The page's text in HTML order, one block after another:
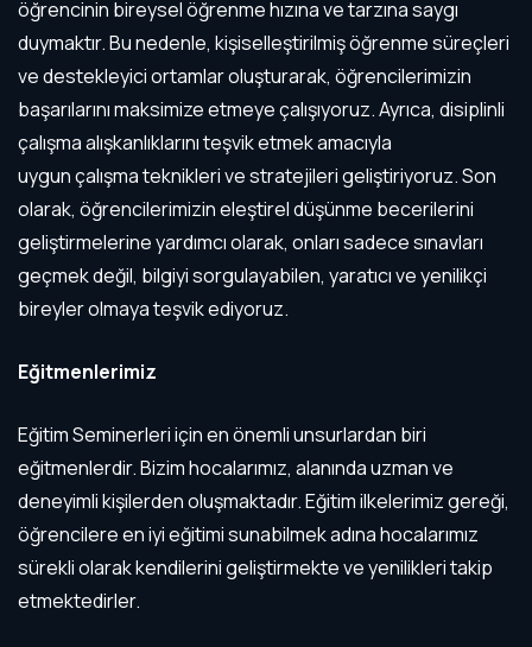
öğrencinin bireysel öğrenme hızına ve tarzına saygı
duymaktır. Bu nedenle, kişiselleştirilmiş öğrenme süreçleri
ve destekleyici ortamlar oluşturarak, öğrencilerimizin
başarılarını maksimize etmeye çalışıyoruz. Ayrıca, disiplinli
çalışma alışkanlıklarını teşvik etmek amacıyla
uygun çalışma teknikleri ve stratejileri geliştiriyoruz. Son
olarak, öğrencilerimizin eleştirel düşünme becerilerini
geliştirmelerine yardımcı olarak, onları sadece sınavları
geçmek değil, bilgiyi sorgulayabilen, yaratıcı ve yenilikçi
bireyler olmaya teşvik ediyoruz.
Eğitmenlerimiz
Eğitim Seminerleri için en önemli unsurlardan biri
eğitmenlerdir. Bizim hocalarımız, alanında uzman ve
deneyimli kişilerden oluşmaktadır. Eğitim ilkelerimiz gereği,
öğrencilere en iyi eğitimi sunabilmek adına hocalarımız
sürekli olarak kendilerini geliştirmekte ve yenilikleri takip
etmektedirler.